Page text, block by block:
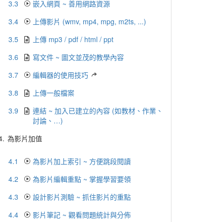
3.3
嵌入網頁 ~ 善用網路資源
3.4
上傳影片 (wmv, mp4, mpg, m2ts, ...)
3.5
上傳 mp3 / pdf / html / ppt
3.6
寫文件 ~ 圖文並茂的教學內容
3.7
編輯器的使用技巧
3.8
上傳一般檔案
3.9
連結 ~ 加入已建立的內容 (如教材、作業、
討論、…)
為影片加值
4.1
為影片加上索引 ~ 方便跳段閱讀
4.2
為影片編輯重點 ~ 掌握學習要領
4.3
設計影片測驗 ~ 抓住影片的重點
4.4
影片筆記 ~ 觀看問題統計與分佈